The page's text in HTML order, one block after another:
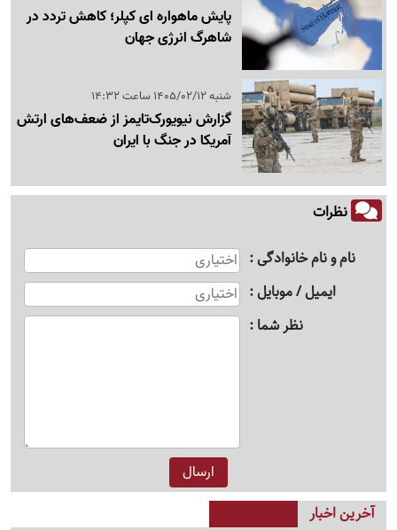
پایش ماهواره ای کپلر؛ کاهش تردد در
شاهرگ انرژی جهان
شنبه 1405/02/12 ساعت 14:32
گزارش نیویورک‌تایمز از ضعف‌های ارتش
آمریکا در جنگ با ایران
نظرات
نام و نام خانوادگی
ایمیل / موبایل
نظر شما
آخرین اخبار